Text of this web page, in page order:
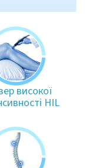
високої
HIL